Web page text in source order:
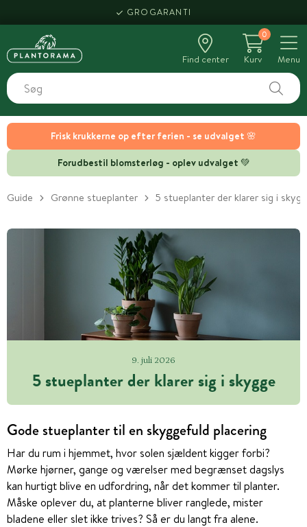
Frisk krukkerne op efter ferien - se udvalget 🌸
Forudbestil blomsterløg - oplev udvalget 💚
GROGARANTI
Find center
0
Kurv
Menu
Guide Grønne stueplanter 5 stueplanter der klarer sig i
9. juli 2026
5 stueplanter der klarer sig i skygge
Gode stueplanter til en skyggefuld placering
Har du rum i hjemmet, hvor solen sjældent kigger forbi?
Mørke hjørner, gange og værelser med begrænset dagslys
kan hurtigt blive en udfordring, når det kommer til planter.
Måske oplever du, at planterne bliver ranglede, mister
bladene eller slet ikke trives? Så er du langt fra alene.